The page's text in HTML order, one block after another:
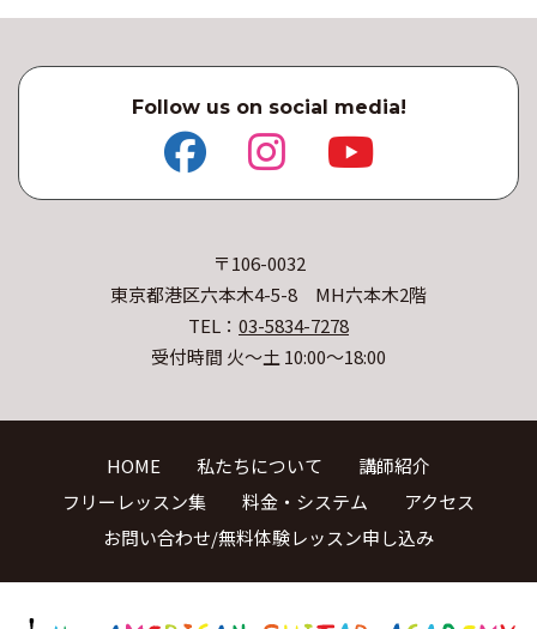
Follow us on social media!
〒106-0032
東京都港区六本木4-5-8 MH六本木2階
TEL： 03-5834-7278
受付時間 火〜土 10:00〜18:00
HOME 私たちについて
講師紹介
フリーレッスン集
料金・システム
アクセス
お問い合わせ/無料体験レッスン申し込み